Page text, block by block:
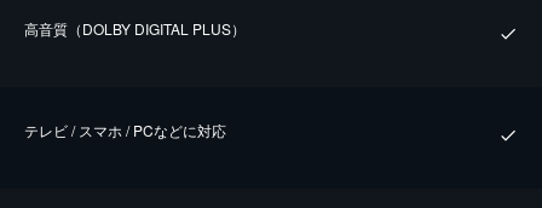
⾼⾳質（DOLBY DIGITAL PLUS）
テレビ / スマホ / PCなどに対応